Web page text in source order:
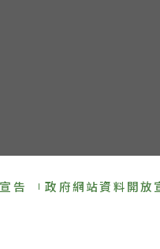
告 政府網站資料開放